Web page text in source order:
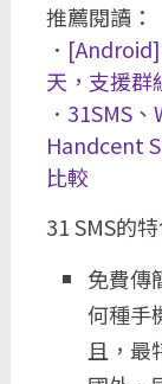
推薦閱讀：
．
天，支援
． 31SMS
Handcent
比較
31 SMS的
免費傳
何種手
且，最